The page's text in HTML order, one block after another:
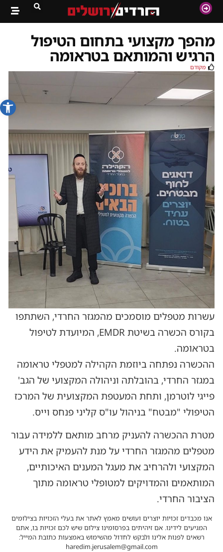
פתח
מהפך מקצועי בתחום הטיפול
הרגיש והמותאם בטראומה
מקודם
עשרות מטפלים מוסמכים מהמגזר החרדי, השתתפו
בקורס הכשרה בשיטת EMDR, המיועדת לטיפול
בטראומה.
ההכשרה נפתחה ביוזמת הקהילה למטפלי טראומה
במגזר החרדי, בהובלתה וניהולה המקצועי של הגב'
פייגי לוטרמן, ותחת המעטפת המקצועית של המרכז
הטיפולי "מבטח" בניהול עו"ס קליני פנחס וייס.
מטרת ההכשרה להעניק מרחב מותאם ללמידה עבור
מטפלים מהמגזר החרדי על מנת להעמיק את הידע
המקצועי ולהרחיב את מעגל המענים האיכותיים,
המותאמים והמדויקים למטופלי טראומה מתוך
הציבור החרדי.
אנו מכבדים זכויות יוצרים ועושים מאמץ לאתר את בעלי הזכויות בצילומים
המגיעים לידינו. אם זיהיתים בפרסומינו צילום שיש לכם זכויות בו, אתם
רשאים לפנות אלינו ולבקש לחדול מהשימוש באמצעות כתובת המייל:
haredim.jerusalem@gmail.com